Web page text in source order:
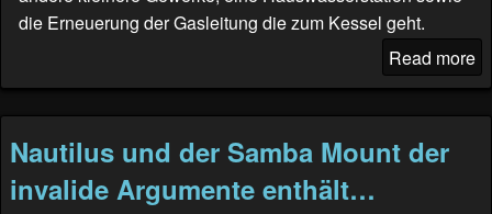
die Erneuerung der Gasleitung die zum Kessel geht.
Read more
Nautilus und der Samba Mount der
invalide Argumente enthält…